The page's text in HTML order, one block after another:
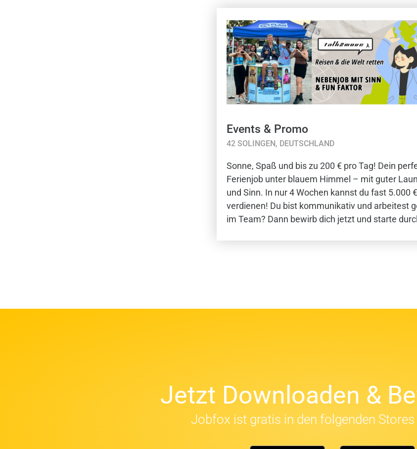
Events & Promo
42 SOLINGEN, DEUTSCHLAND
Sonne, Spaß und bis zu 200 € pro Tag! Dein
Ferienjob unter blauem Himmel – mit guter
und Sinn. In nur 4 Wochen kannst du fast 5.000 €
verdienen! Du bist kommunikativ und arbeitest
im Team? Dann bewirb dich jetzt und starte
Jetzt Downloaden &
Jobfox ist gratis in den folgenden